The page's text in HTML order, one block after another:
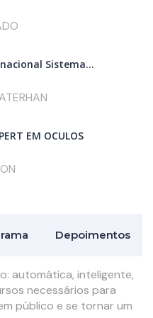
Sistema...
EM ÓCULOS
Depoimentos
automática, inteligente,
necessários para
público e se tornar um